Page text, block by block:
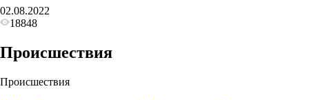
02.08.2022
18848
Происшествия
Происшествия